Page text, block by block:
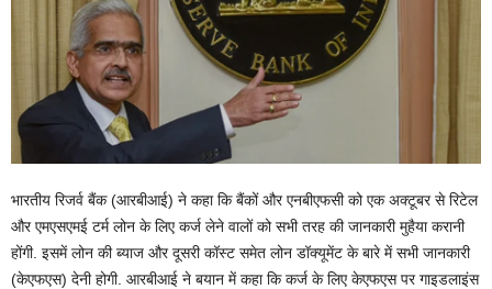
भारतीय रिजर्व बैंक (आरबीआई) ने कहा कि बैंकों और एनबीएफसी को एक अक्टूबर से रिटेल
और एमएसएमई टर्म लोन के लिए कर्ज लेने वालों को सभी तरह की जानकारी मुहैया करानी
होंगी. इसमें लोन की ब्याज और दूसरी कॉस्ट समेत लोन डॉक्यूमेंट के बारे में सभी जानकारी
(केएफएस) देनी होगी. आरबीआई ने बयान में कहा कि कर्ज के लिए केएफएस पर गाइडलाइंस